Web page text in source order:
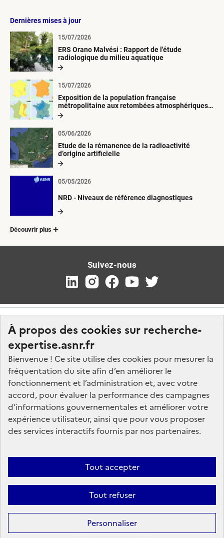
À propos des cookies sur recherche-
expertise.asnr.fr
Bienvenue ! Ce site utilise des cookies pour mesurer la
fréquentation du site afin d’en améliorer le
fonctionnement et l’administration et, avec votre
accord, pour évaluer la performance des campagnes
d’informations gouvernementales et améliorer votre
expérience utilisateur, ainsi que pour vous proposer
des services interactifs fournis par nos partenaires.
Tout accepter
Tout refuser
Personnaliser
Dernières mises à jour
ERS Orano Malvési : Rapport de l'étude
radiologique du milieu aquatique
15/07/2026
Exposition de la population française
métropolitaine aux retombées atmosphériques
radioactives depuis 1945
15/07/2026
Etude de la rémanence de la radioactivité
d’origine artificielle
05/06/2026
NRD - Niveaux de référence diagnostiques
05/05/2026
Découvrir plus
Suivez-nous
Nos marchés
Nos offres d'emploi
FAQ
Glossaire
Plan du site